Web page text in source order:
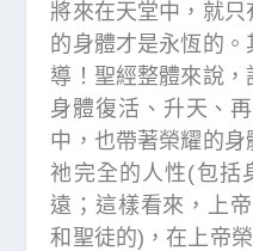
將來在天堂中，就
的身體才是永恆的
導！聖經整體來說
身體復活、升天、
中，也帶著榮耀的
祂完全的人性(包括
遠；這樣看來，上
和聖徒的)，在上帝